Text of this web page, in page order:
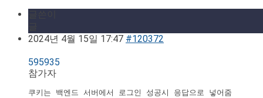
2024년 4월 15일 17:47 #120372
595935
참가자
쿠키는 백엔드 서버에서 로그인 성공시 응답으로 넣어줌